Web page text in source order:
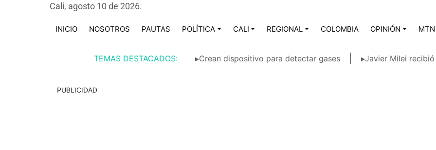
Cali, agosto 10 de 2026.
INICIO NOSOTROS PAUTAS POLÍTICA CALI REGIONAL COLOMBIA OPINIÓN MTN
TEMAS DESTACADOS: ▸Crean dispositivo para detectar gases ▸Javier Milei
PUBLICIDAD